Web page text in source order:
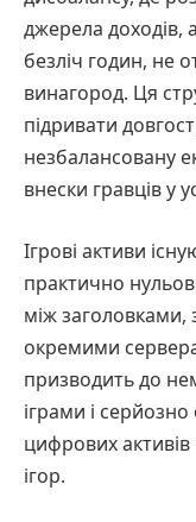
джерела доходів,
безліч годин, не
винагород. Ця
підривати
незбалансовану
внески гравців у
Ігрові активи
практично
між
окремими
призводить до
іграми і
цифрових
ігор.